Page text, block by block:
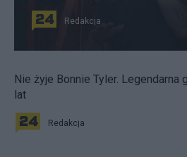
Redakcja
Nie żyje Bonnie Tyler. Legendarna
lat
Redakcja